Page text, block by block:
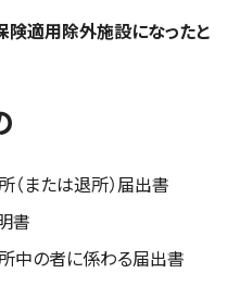
適用除外施設になったと
または退所）届出書
書
中の者に係わる届出書